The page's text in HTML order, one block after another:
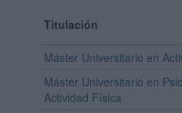
Titulación
Máster Universitario en
Máster Universitario en
Actividad Física